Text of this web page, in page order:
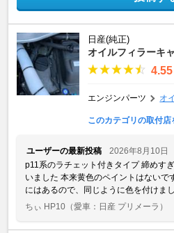
日産(純正)
オイルフィラーキ
4.55
エンジンパーツ オ
このカテゴリの取付店
ユーザーの最新投稿
2026年8月10日
p11系のラチェット付きタイプ 締めす
いました 本来黄色のペイントはないで
にはあるので、同じように色を付けま
ちぃ HP10 （愛車：日産 プリメーラ）